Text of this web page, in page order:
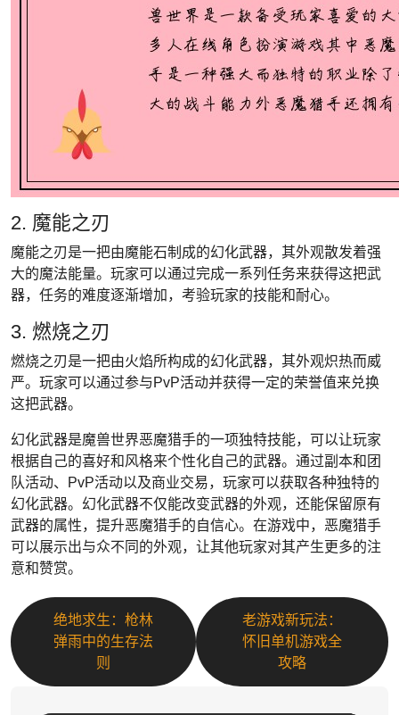
2. 魔能之刃
魔能之刃是一把由魔能石制成的幻化武器，其外观散发着强
大的魔法能量。玩家可以通过完成一系列任务来获得这把武
器，任务的难度逐渐增加，考验玩家的技能和耐心。
3. 燃烧之刃
燃烧之刃是一把由火焰所构成的幻化武器，其外观炽热而威
严。玩家可以通过参与PvP活动并获得一定的荣誉值来兑换
这把武器。
幻化武器是魔兽世界恶魔猎手的一项独特技能，可以让玩家
根据自己的喜好和风格来个性化自己的武器。通过副本和团
队活动、PvP活动以及商业交易，玩家可以获取各种独特的
幻化武器。幻化武器不仅能改变武器的外观，还能保留原有
武器的属性，提升恶魔猎手的自信心。在游戏中，恶魔猎手
可以展示出与众不同的外观，让其他玩家对其产生更多的注
意和赞赏。
绝地求生：枪林
弹雨中的生存法
则
老游戏新玩法：
怀旧单机游戏全
攻略